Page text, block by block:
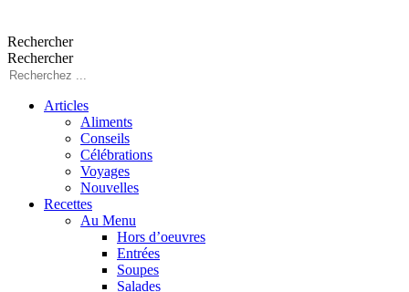
Rechercher
Rechercher
Articles
Aliments
Conseils
Célébrations
Voyages
Nouvelles
Recettes
Au Menu
Hors d’oeuvres
Entrées
Soupes
Salades